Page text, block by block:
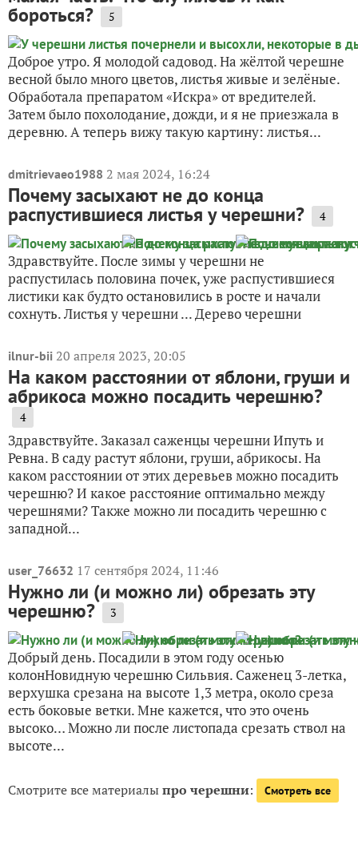
бороться? 5
Доброе утро. Я молодой садовод. На жёлтой черешне
весной было много цветов, листья живые и зелёные.
Обработала препаратом «Искра» от вредителей.
Затем было похолодание, дожди, и я не приезжала в
деревню. А теперь вижу такую картину: листья...
dmitrievaeo1988 2 мая 2024, 16:24
Почему засыхают не до конца
распустившиеся листья у черешни? 4
Здравствуйте. После зимы у черешни не
распустилась половина почек, уже распустившиеся
листики как будто остановились в росте и начали
сохнуть. Листья у черешни ... Дерево черешни
ilnur-bii 20 апреля 2023, 20:05
На каком расстоянии от яблони, груши и
абрикоса можно посадить черешню?
4
Здравствуйте. Заказал саженцы черешни Ипуть и
Ревна. В саду растут яблони, груши, абрикосы. На
каком расстоянии от этих деревьев можно посадить
черешню? И какое расстояние оптимально между
черешнями? Также можно ли посадить черешню с
западной...
user_76632 17 сентября 2024, 11:46
Нужно ли (и можно ли) обрезать эту
черешню? 3
Добрый день. Посадили в этом году осенью
колонНовидную черешню Сильвия. Саженец 3-летка,
верхушка срезана на высоте 1,3 метра, около среза
есть боковые ветки. Мне кажется, что это очень
высоко… Можно ли после листопада срезать ствол на
высоте...
Смотрите все материалыпро черешни: Смотреть все